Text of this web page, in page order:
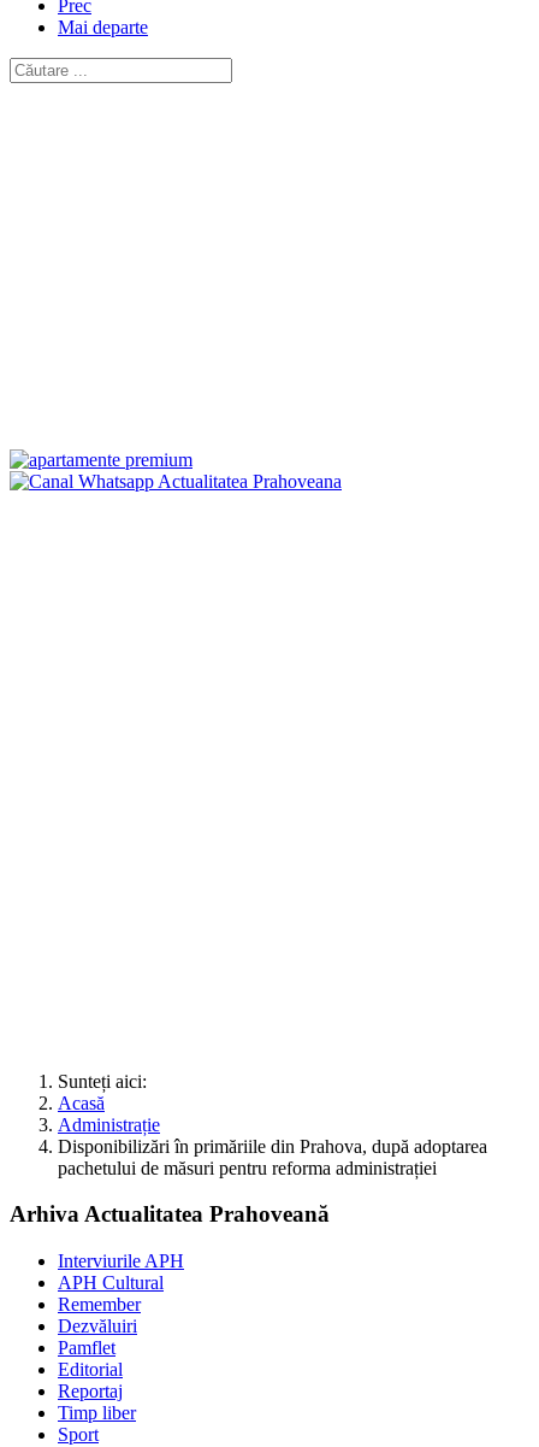
Prec
Mai departe
Sunteți aici:
Acasă
Administrație
Disponibilizări în primăriile din Prahova, după adoptarea
pachetului de măsuri pentru reforma administrației
Arhiva Actualitatea Prahoveană
Interviurile APH
APH Cultural
Remember
Dezvăluiri
Pamflet
Editorial
Reportaj
Timp liber
Sport